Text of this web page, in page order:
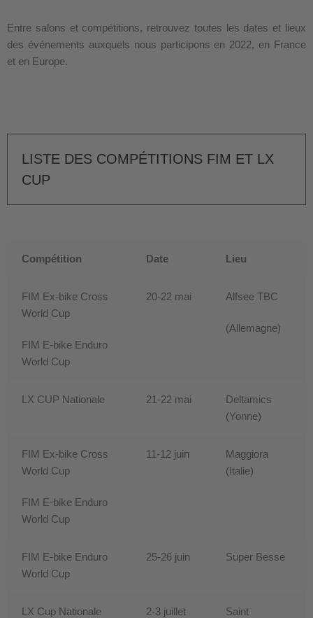
Entre salons et compétitions, retrouvez toutes les dates et lieux
des événements auxquels nous participons en 2022, en France
et en Europe.
LISTE DES COMPÉTITIONS FIM ET LX
CUP
Compétition Date Lieu
FIM Ex-bike Cross
World Cup
FIM E-bike Enduro
World Cup
20-22 mai Alfsee TBC
(Allemagne)
LX CUP Nationale 21-22 mai
Deltamics
(Yonne)
FIM Ex-bike Cross
World Cup
FIM E-bike Enduro
World Cup
11-12 juin
Maggiora
(Italie)
FIM E-bike Enduro
World Cup
25-26 juin Super Besse
LX Cup Nationale 2-3 juillet Saint